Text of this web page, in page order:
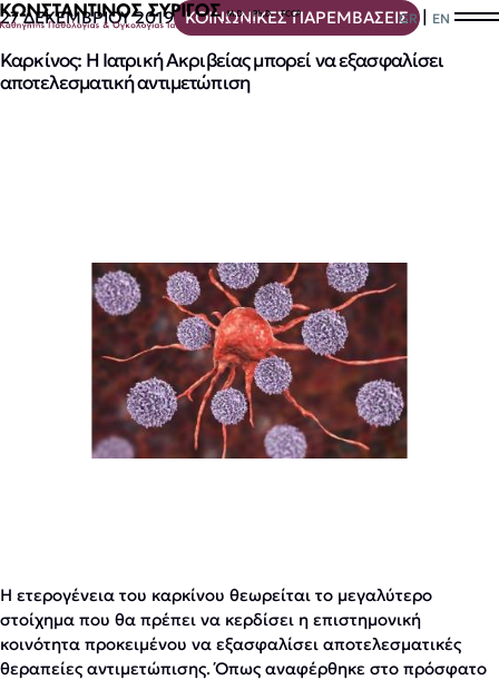
GR | EN
27 ΔΕΚΕΜΒΡΙΟΥ 2019 ΚΟΙΝΩΝΙΚΕΣ ΠΑΡΕΜΒΑΣΕΙΣ
Καρκίνος: Η Ιατρική Ακριβείας μπορεί να εξασφαλίσει
αποτελεσματική αντιμετώπιση
Η ετερογένεια του καρκίνου θεωρείται το μεγαλύτερο
στοίχημα που θα πρέπει να κερδίσει η επιστημονική
κοινότητα προκειμένου να εξασφαλίσει αποτελεσματικές
θεραπείες αντιμετώπισης. Όπως αναφέρθηκε στο πρόσφατο